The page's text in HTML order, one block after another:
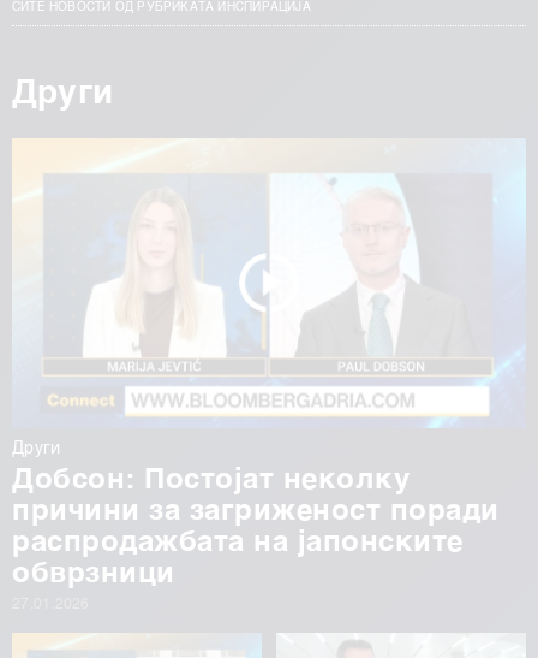
СИТЕ НОВОСТИ ОД РУБРИКАТА ИНСПИРАЦИЈА
Други
Други
Добсон: Постојат неколку
причини за загриженост поради
распродажбата на јапонските
обврзници